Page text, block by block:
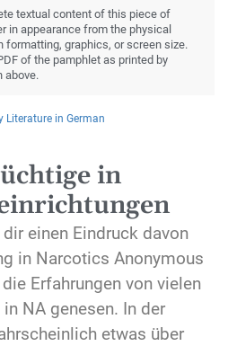
textual content of this piece of
in appearance from the physical
graphics, or screen size.
of the pamphlet as printed by
above.
Literature in German
in
einen Eindruck davon
in Narcotics Anonymous
Erfahrungen von vielen
NA genesen. In der
etwas über